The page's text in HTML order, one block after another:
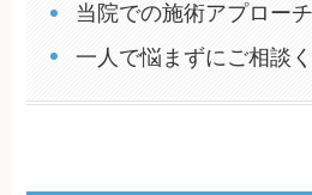
当院での施術アプローチ
一人で悩まずにご相談